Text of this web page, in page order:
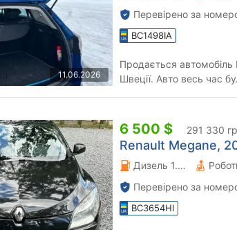
11.06.2026
Перевірено за
BC1498IA
Продається автомобіль
Швеції. Авто весь час
6 500 $ 291 330
Renault Megane,
Дизель 1.5 л.
Перевірено за
BC3654HI